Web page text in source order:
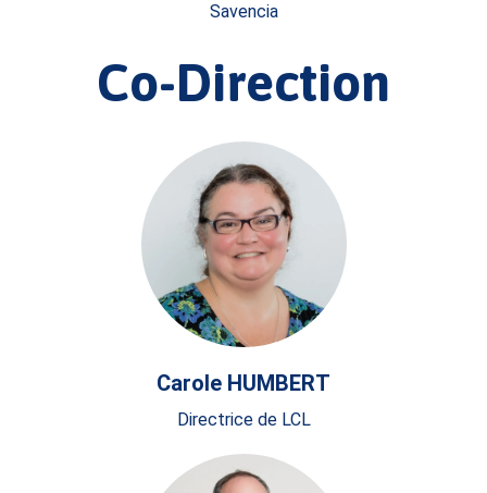
Savencia
Co-Direction
Carole HUMBERT
Directrice de LCL